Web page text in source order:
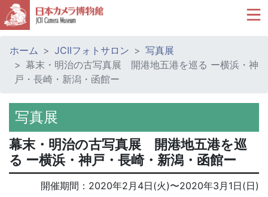
ホーム JCIIフォトサロン
写真展
幕末・明治の古写真展 開港地五港を巡る ー横浜・神
戸・長崎・新潟・函館ー
写真展
幕末・明治の古写真展 開港地五港を巡
る ー横浜・神戸・長崎・新潟・函館ー
開催期間： 2020年2月4日(火)〜2020年3月1日(日)